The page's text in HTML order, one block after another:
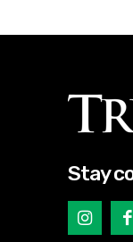
Stay